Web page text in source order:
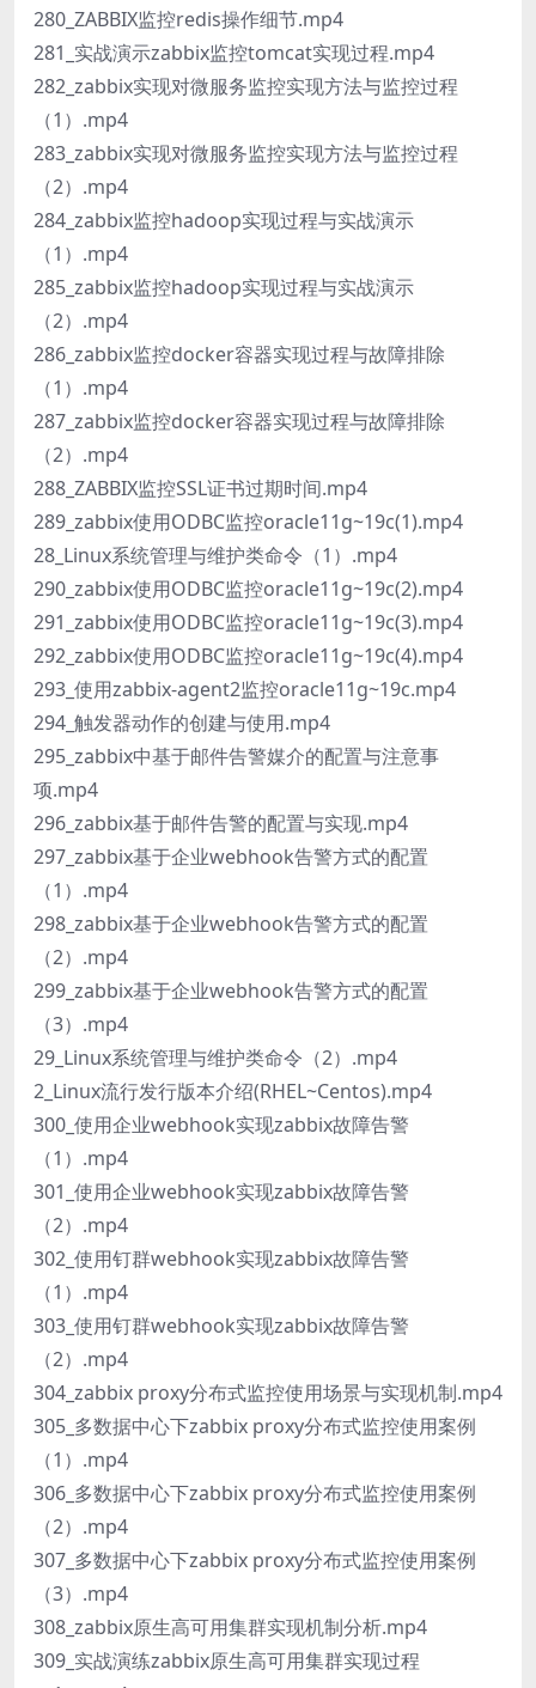
280_ZABBIX监控redis操作细节.mp4
281_实战演示zabbix监控tomcat实现过程.mp4
282_zabbix实现对微服务监控实现方法与监控过程
（1）.mp4
283_zabbix实现对微服务监控实现方法与监控过程
（2）.mp4
284_zabbix监控hadoop实现过程与实战演示
（1）.mp4
285_zabbix监控hadoop实现过程与实战演示
（2）.mp4
286_zabbix监控docker容器实现过程与故障排除
（1）.mp4
287_zabbix监控docker容器实现过程与故障排除
（2）.mp4
288_ZABBIX监控SSL证书过期时间.mp4
289_zabbix使用ODBC监控oracle11g~19c(1).mp4
28_Linux系统管理与维护类命令（1）.mp4
290_zabbix使用ODBC监控oracle11g~19c(2).mp4
291_zabbix使用ODBC监控oracle11g~19c(3).mp4
292_zabbix使用ODBC监控oracle11g~19c(4).mp4
293_使用zabbix-agent2监控oracle11g~19c.mp4
294_触发器动作的创建与使用.mp4
295_zabbix中基于邮件告警媒介的配置与注意事
项.mp4
296_zabbix基于邮件告警的配置与实现.mp4
297_zabbix基于企业webhook告警方式的配置
（1）.mp4
298_zabbix基于企业webhook告警方式的配置
（2）.mp4
299_zabbix基于企业webhook告警方式的配置
（3）.mp4
29_Linux系统管理与维护类命令（2）.mp4
2_Linux流行发行版本介绍(RHEL~Centos).mp4
300_使用企业webhook实现zabbix故障告警
（1）.mp4
301_使用企业webhook实现zabbix故障告警
（2）.mp4
302_使用钉群webhook实现zabbix故障告警
（1）.mp4
303_使用钉群webhook实现zabbix故障告警
（2）.mp4
304_zabbix proxy分布式监控使用场景与实现机制.mp4
305_多数据中心下zabbix proxy分布式监控使用案例
（1）.mp4
306_多数据中心下zabbix proxy分布式监控使用案例
（2）.mp4
307_多数据中心下zabbix proxy分布式监控使用案例
（3）.mp4
308_zabbix原生高可用集群实现机制分析.mp4
309_实战演练zabbix原生高可用集群实现过程